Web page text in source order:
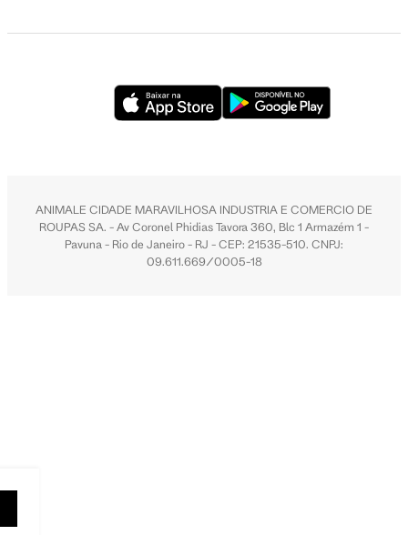
ANIMALE CIDADE MARAVILHOSA INDUSTRIA E COMERCIO DE
ROUPAS SA. - Av Coronel Phidias Tavora 360, Blc 1 Armazém 1 -
Pavuna - Rio de Janeiro - RJ - CEP: 21535-510. CNPJ:
09.611.669/0005-18